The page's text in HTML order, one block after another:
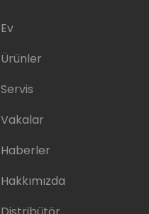
Ev
Ürünler
Servis
Vakalar
Haberler
Hakkımızda